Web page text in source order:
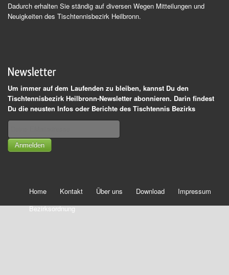
Dadurch erhalten Sie ständig auf diversen Wegen Mitteilungen und
Neuigkeiten des Tischtennisbezirk Heilbronn.
Um immer auf dem Laufenden zu bleiben, kannst Du den
Tischtennisbezirk Heilbronn-Newsletter abonnieren. Darin findest
Du die neusten Infos oder Berichte des Tischtennis Bezirks
Anmelden
Home Kontakt Über uns Download
Impressum
Bezirksordnung